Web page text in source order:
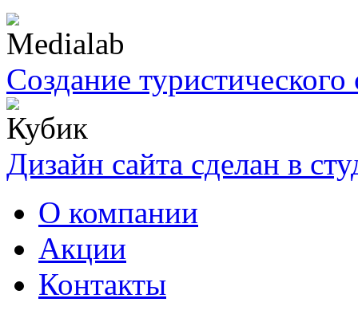
Создание туристического
Дизайн сайта сделан в
О компании
Акции
Контакты